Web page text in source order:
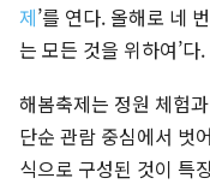
제’를 연다. 올해로 네
는 모든 것을 위하여’다.
해봄축제는 정원 체험
단순 관람 중심에서 벗
식으로 구성된 것이 특